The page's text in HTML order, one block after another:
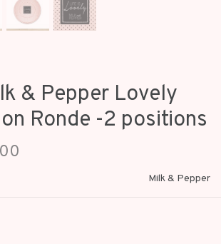
& Pepper Lovely
Ronde -2 positions
Milk & Pepper